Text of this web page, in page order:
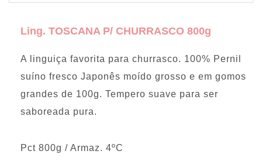
Ling. TOSCANA P/ CHURRASCO 800g
A linguiça favorita para churrasco. 100% Pernil
suíno fresco Japonês moído grosso e em gomos
grandes de 100g. Tempero suave para ser
saboreada pura.
Pct 800g / Armaz. 4ºC